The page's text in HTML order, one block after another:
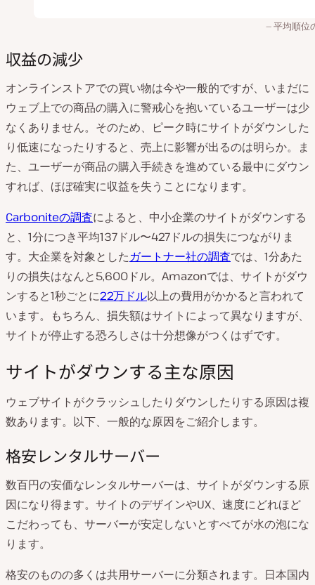
平均順位
収益の減少
オンラインストアでの買い物は今や一般的ですが、いまだに
ウェブ上での商品の購入に警戒心を抱いているユーザーは少
なくありません。そのため、ピーク時にサイトがダウンした
り低速になったりすると、売上に影響が出るのは明らか。ま
た、ユーザーが商品の購入手続きを進めている最中にダウン
すれば、ほぼ確実に収益を失うことになります。
Carboniteの調査によると、中小企業のサイトがダウンする
と、1分につき平均137ドル〜427ドルの損失につながりま
す。大企業を対象としたガートナー社の調査では、1分あた
りの損失はなんと5,600ドル。Amazonでは、サイトがダウ
ンすると1秒ごとに22万ドル以上の費用がかかると言われて
います。もちろん、損失額はサイトによって異なりますが、
サイトが停止する恐ろしさは十分想像がつくはずです。
サイトがダウンする主な原因
ウェブサイトがクラッシュしたりダウンしたりする原因は複
数あります。以下、一般的な原因をご紹介します。
格安レンタルサーバー
数百円の安価なレンタルサーバーは、サイトがダウンする原
因になり得ます。サイトのデザインやUX、速度にどれほど
こだわっても、サーバーが安定しないとすべてが水の泡にな
ります。
格安のものの多くは共用サーバーに分類されます。日本国内